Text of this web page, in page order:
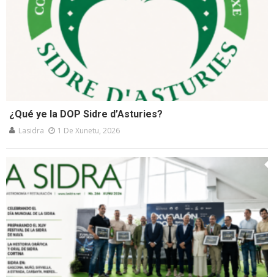
¿Qué ye la DOP Sidre d’Asturies?
Lasidra 1 De Xunetu, 2026